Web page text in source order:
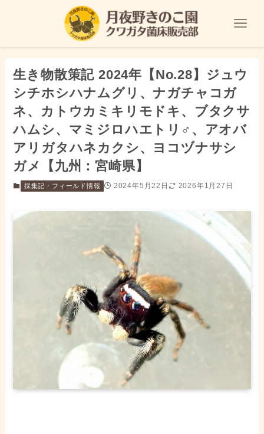
生き物散策記 2024年【No.28】ジュウ
シチホシハナムグリ、ナガチャコガ
ネ、カトウカミキリモドキ、ブタクサ
ハムシ、マミジロハエトリ♂、アオバ
アリガタハネカクシ、ヨコヅナサシ
ガメ【九州：宮崎県】
採集記・フィールド情報 2024年5月22日 2026年1月27日